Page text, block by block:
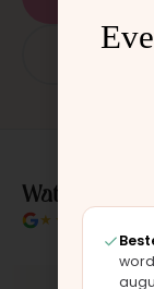
App: 06 -
Wat klanten
★★★★★